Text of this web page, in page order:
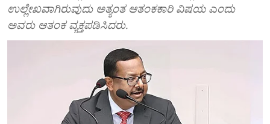
ಉಲ್ಲೇಖವಾಗಿರುವುದು ಅತ್ಯಂತ ಆತಂಕಕಾರಿ ವಿಷಯ ಎಂದು
ಅವರು ಆತಂಕ ವ್ಯಕ್ತಪಡಿಸಿದರು.